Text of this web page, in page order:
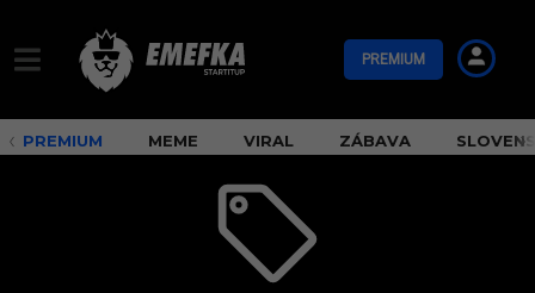
PREMIUM
PREMIUM MEME VIRAL ZÁBAVA